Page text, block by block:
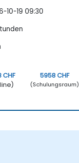
10-19 09:30
CHF
5958 CHF
(Schulungsraum)